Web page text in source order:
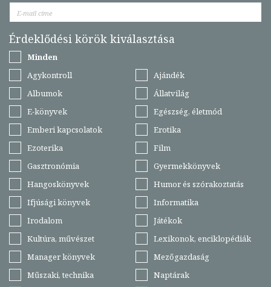
Érdeklődési körök kiválasztása
Minden
Agykontroll
Ajándék
Albumok
Állatvilág
E-könyvek
Egészség, életmód
Emberi kapcsolatok
Erotika
Ezoterika
Film
Gasztronómia
Gyermekkönyvek
Hangoskönyvek
Humor és szórakoztatás
Ifjúsági könyvek
Informatika
Irodalom
Játékok
Kultúra, művészet
Lexikonok, enciklopédiák
Manager könyvek
Mezőgazdaság
Műszaki, technika
Naptárak